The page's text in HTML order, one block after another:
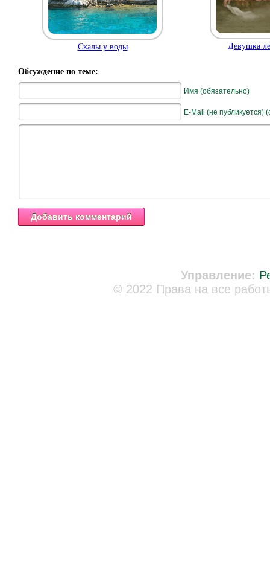
Скалы у воды Девушка
Обсуждение по теме:
Имя (обязательно)
E-Mail (не публикуется)
Управление:
© 2022 Права на все